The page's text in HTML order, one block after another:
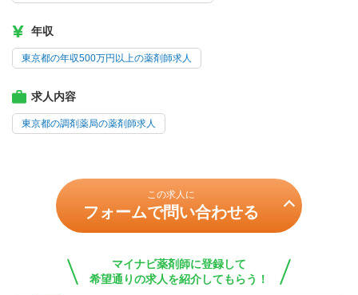
年収
東京都の年収500万円以上の薬剤師求人
求人内容
東京都の調剤薬局の薬剤師求人
この求人に
フォームで問い合わせる
マイナビ薬剤師に登録して
希望通りの求人を紹介してもらう！